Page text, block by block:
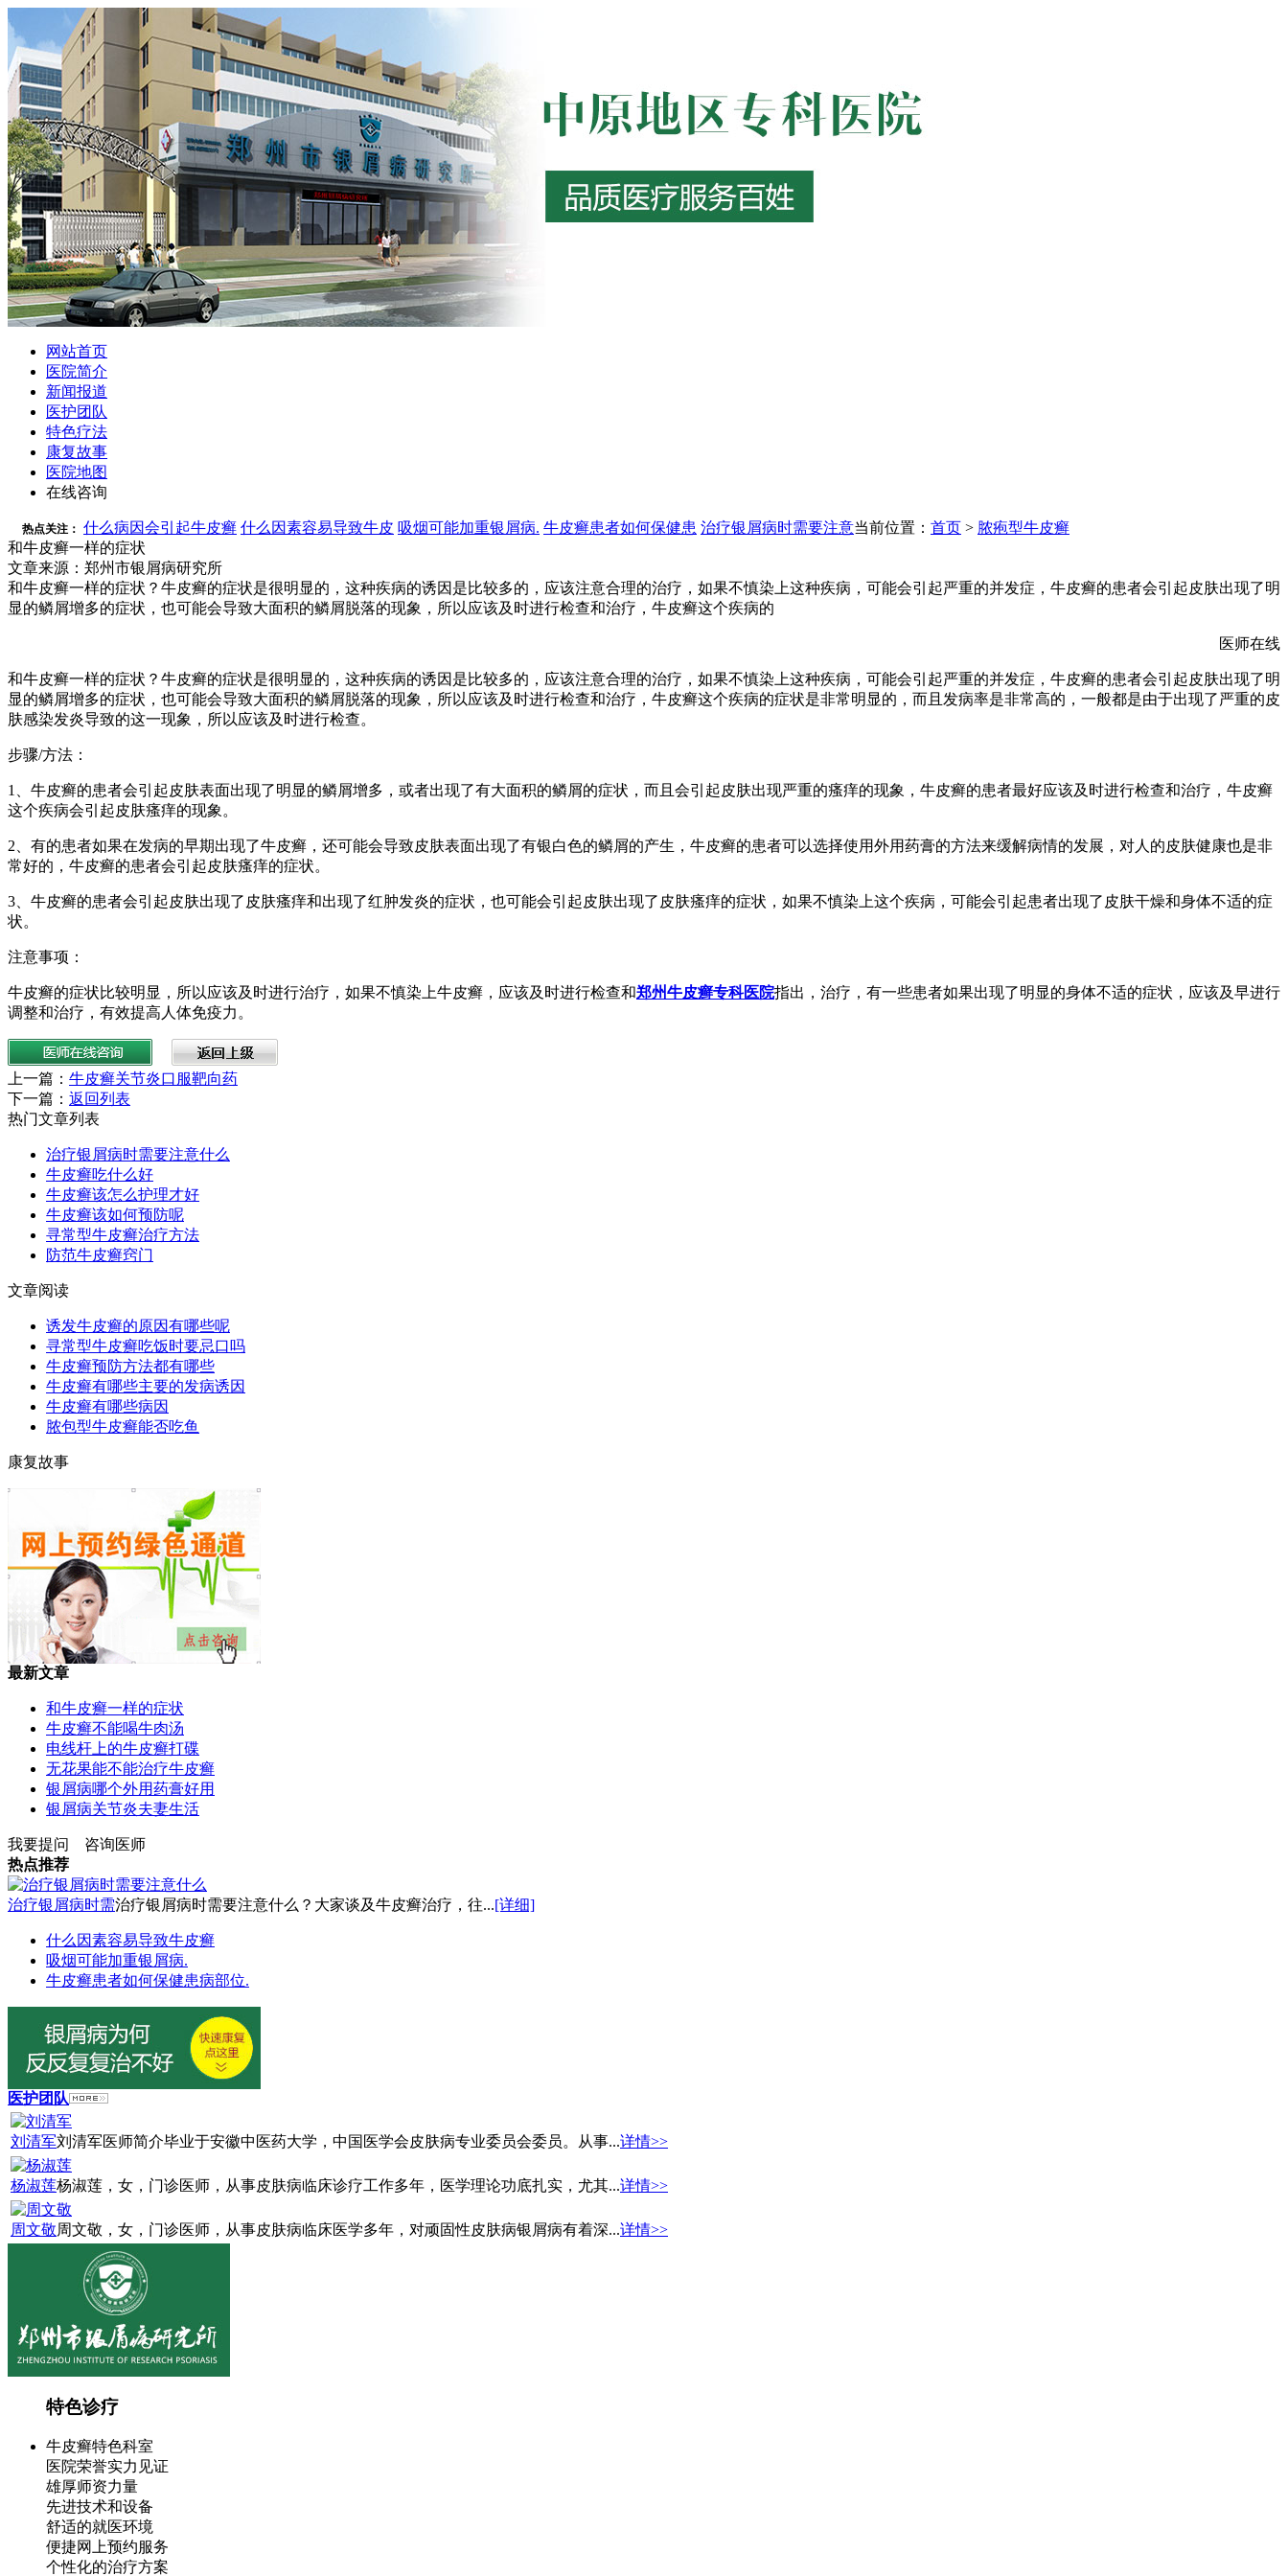
网站首页
医院简介
新闻报道
医护团队
特色疗法
康复故事
医院地图
在线咨询
热点关注： 什么病因会引起牛皮癣 什么因素容易导致牛皮 吸烟可能加重银屑病. 牛皮癣患者如何保健患 治疗银屑病时需要注意当前位置： 首页 > 脓疱型牛皮癣
和牛皮癣一样的症状
文章来源：郑州市银屑病研究所
和牛皮癣一样的症状？牛皮癣的症状是很明显的，这种疾病的诱因是比较多的，应该注意合理的治疗，如果不慎染上这种疾病，可能会引起严重的并发症，牛皮癣的患者会引起皮肤出现了明
显的鳞屑增多的症状，也可能会导致大面积的鳞屑脱落的现象，所以应该及时进行检查和治疗，牛皮癣这个疾病的
医师在线
和牛皮癣一样的症状？牛皮癣的症状是很明显的，这种疾病的诱因是比较多的，应该注意合理的治疗，如果不慎染上这种疾病，可能会引起严重的并发症，牛皮癣的患者会引起皮肤出现了明
显的鳞屑增多的症状，也可能会导致大面积的鳞屑脱落的现象，所以应该及时进行检查和治疗，牛皮癣这个疾病的症状是非常明显的，而且发病率是非常高的，一般都是由于出现了严重的皮
肤感染发炎导致的这一现象，所以应该及时进行检查。
步骤/方法：
1、牛皮癣的患者会引起皮肤表面出现了明显的鳞屑增多，或者出现了有大面积的鳞屑的症状，而且会引起皮肤出现严重的瘙痒的现象，牛皮癣的患者最好应该及时进行检查和治疗，牛皮癣
这个疾病会引起皮肤瘙痒的现象。
2、有的患者如果在发病的早期出现了牛皮癣，还可能会导致皮肤表面出现了有银白色的鳞屑的产生，牛皮癣的患者可以选择使用外用药膏的方法来缓解病情的发展，对人的皮肤健康也是非
常好的，牛皮癣的患者会引起皮肤瘙痒的症状。
3、牛皮癣的患者会引起皮肤出现了皮肤瘙痒和出现了红肿发炎的症状，也可能会引起皮肤出现了皮肤瘙痒的症状，如果不慎染上这个疾病，可能会引起患者出现了皮肤干燥和身体不适的症
状。
注意事项：
牛皮癣的症状比较明显，所以应该及时进行治疗，如果不慎染上牛皮癣，应该及时进行检查和郑州牛皮癣专科医院指出，治疗，有一些患者如果出现了明显的身体不适的症状，应该及早进行
调整和治疗，有效提高人体免疫力。
上一篇： 牛皮癣关节炎口服靶向药
下一篇： 返回列表
热门文章列表
治疗银屑病时需要注意什么
牛皮癣吃什么好
牛皮癣该怎么护理才好
牛皮癣该如何预防呢
寻常型牛皮癣治疗方法
防范牛皮癣窍门
文章阅读
诱发牛皮癣的原因有哪些呢
寻常型牛皮癣吃饭时要忌口吗
牛皮癣预防方法都有哪些
牛皮癣有哪些主要的发病诱因
牛皮癣有哪些病因
脓包型牛皮癣能否吃鱼
康复故事
最新文章
和牛皮癣一样的症状
牛皮癣不能喝牛肉汤
电线杆上的牛皮癣打碟
无花果能不能治疗牛皮癣
银屑病哪个外用药膏好用
银屑病关节炎夫妻生活
我要提问
咨询医师
热点推荐
治疗银屑病时需治疗银屑病时需要注意什么？大家谈及牛皮癣治疗，往...[详细]
什么因素容易导致牛皮癣
吸烟可能加重银屑病.
牛皮癣患者如何保健患病部位.
医护团队
刘清军刘清军医师简介毕业于安徽中医药大学，中国医学会皮肤病专业委员会委员。从事...详情>>
杨淑莲杨淑莲，女，门诊医师，从事皮肤病临床诊疗工作多年，医学理论功底扎实，尤其...详情>>
周文敬周文敬，女，门诊医师，从事皮肤病临床医学多年，对顽固性皮肤病银屑病有着深...详情>>
特色诊疗
牛皮癣特色科室
医院荣誉实力见证
雄厚师资力量
先进技术和设备
舒适的就医环境
便捷网上预约服务
个性化的治疗方案